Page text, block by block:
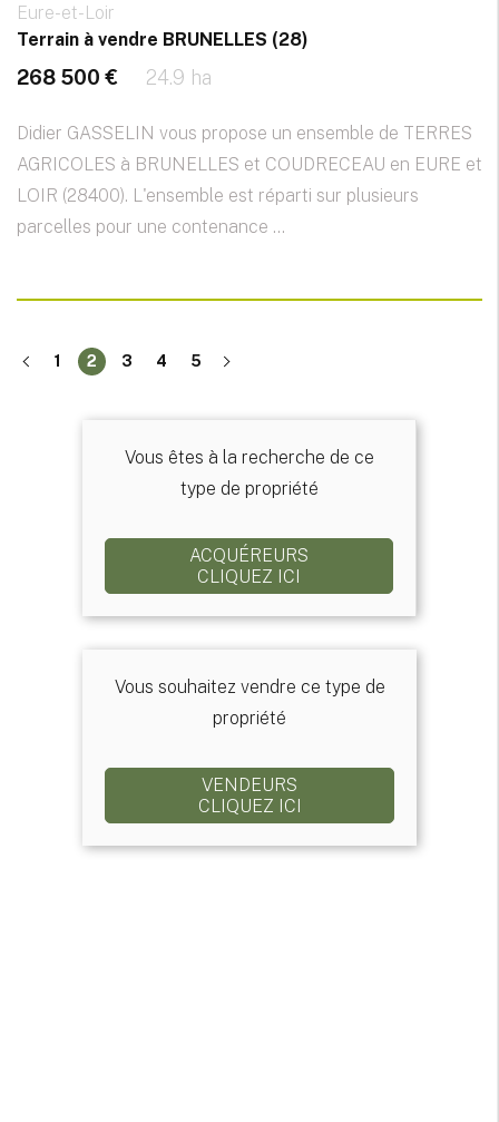
Eure-et-Loir
Terrain à vendre BRUNELLES (28)
268 500 € 24.9 ha
Didier GASSELIN vous propose un ensemble de TERRES
AGRICOLES à BRUNELLES et COUDRECEAU en EURE et
LOIR (28400). L'ensemble est réparti sur plusieurs
parcelles pour une contenance ...
1 2 3 4 5
Vous êtes à la recherche de ce
type de propriété
ACQUÉREURS
CLIQUEZ ICI
Vous souhaitez vendre ce type de
propriété
VENDEURS
CLIQUEZ ICI